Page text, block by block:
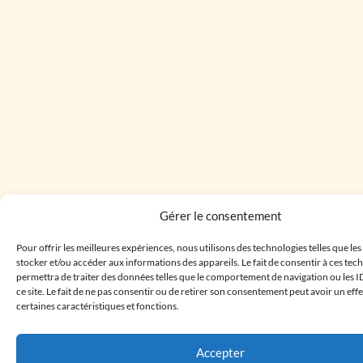
Gérer le consentement
Pour offrir les meilleures expériences, nous utilisons des technologies telles que
stocker et/ou accéder aux informations des appareils. Le fait de consentir à ces
permettra de traiter des données telles que le comportement de navigation ou les
ce site. Le fait de ne pas consentir ou de retirer son consentement peut avoir un
certaines caractéristiques et fonctions.
Accepter